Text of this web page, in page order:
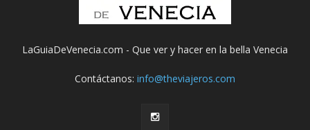
LaGuiaDeVenecia.com - Que ver y hacer en la bella Venecia
Contáctanos: info@theviajeros.com